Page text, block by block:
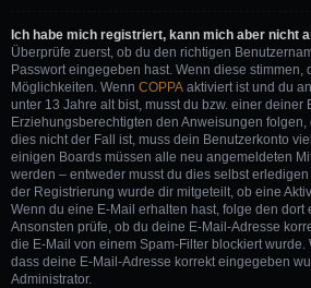
Ich habe mich registriert, kann mich aber nicht
Überprüfe zuerst, ob du den richtigen
Passwort eingegeben hast. Wenn diese stimmen,
Möglichkeiten. Wenn COPPA aktiviert ist und du
unter 13 Jahre alt bist, musst du bzw. einer deiner
Erziehungsberechtigten den Anweisungen
dies nicht der Fall ist, muss dein Benutzerkonto
einigen Boards müssen alle neu angemeldeten
werden – entweder musst du dies selbst
der Registrierung wurde dir mitgeteilt, ob eine
Wenn du eine E-Mail erhalten hast, folge den dort
Ansonsten prüfe, ob du deine E-Mail-Adresse
die E-Mail von einem Spam-Filter blockiert wurde.
dass deine E-Mail-Adresse korrekt eingegeben
Administrator.